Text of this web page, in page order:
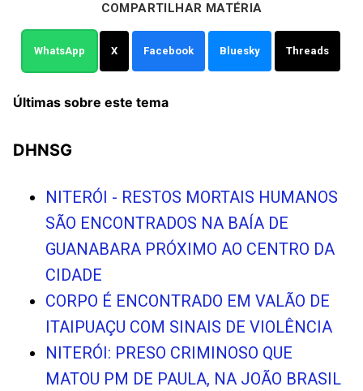
COMPARTILHAR MATÉRIA
WhatsApp X Facebook Bluesky Threads
Últimas sobre este tema
DHNSG
NITERÓI - RESTOS MORTAIS HUMANOS
SÃO ENCONTRADOS NA BAÍA DE
GUANABARA PRÓXIMO AO CENTRO DA
CIDADE
CORPO É ENCONTRADO EM VALÃO DE
ITAIPUAÇU COM SINAIS DE VIOLÊNCIA
NITERÓI: PRESO CRIMINOSO QUE
MATOU PM DE PAULA, NA JOÃO BRASIL